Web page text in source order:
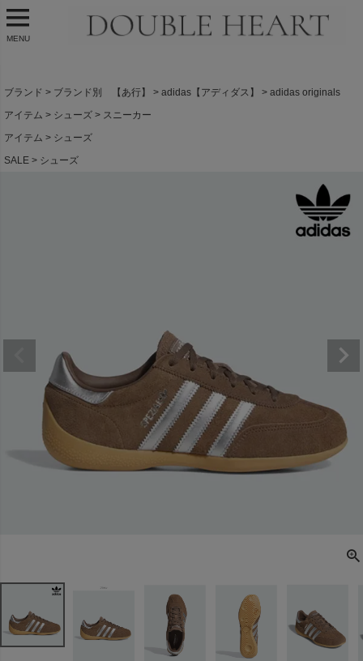
MENU
ブランド ブランド別 【あ行】 adidas【アディダス】
adidas originals
アイテム
シューズ
スニーカー
アイテム
シューズ
SALE
シューズ